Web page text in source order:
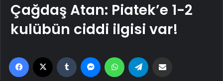
Çağdaş Atan: Piatek’e 1-2
kulübün ciddi ilgisi var!
Facebook Tumblr MessengerWhatsApp